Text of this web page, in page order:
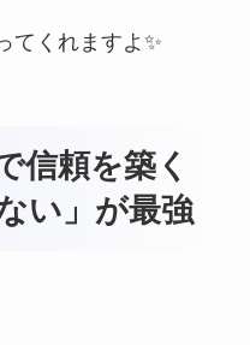
てくれますよ✨
信頼を築く
い」が最強